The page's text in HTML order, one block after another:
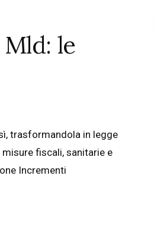
le
trasformandola in legge
fiscali, sanitarie e
Incrementi